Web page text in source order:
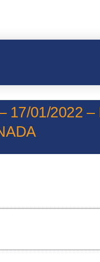
17/01/2022 –